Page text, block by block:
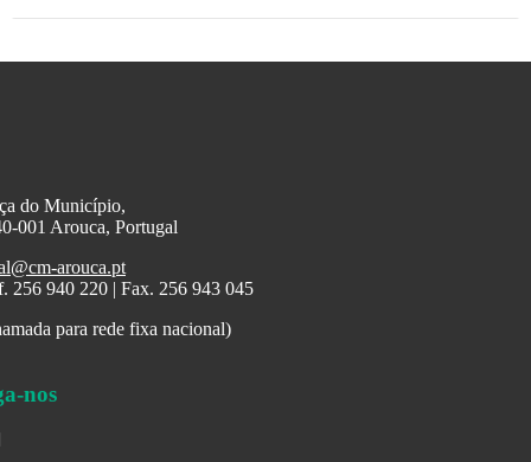
do Município,
001 Arouca, Portugal
arouca.pt
256 940 220 | Fax. 256 943 045
para rede fixa nacional)
nos